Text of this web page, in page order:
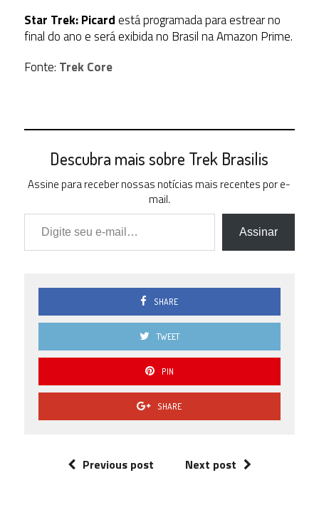
Star Trek: Picardestá programada para estrear no
final do ano e será exibida no Brasil na Amazon Prime.
Fonte: Trek Core
Descubra mais sobre Trek Brasilis
Assine para receber nossas notícias mais recentes por e-
mail.
Digite seu e-mail…
Assinar
SHARE
TWEET
PIN
SHARE
Previous post Next post